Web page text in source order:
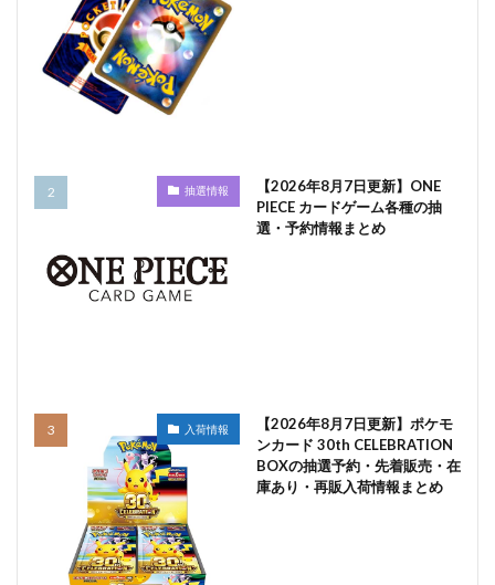
抽選情報
【2026年8月7日更新】ONE
PIECE カードゲーム各種の抽
選・予約情報まとめ
入荷情報
【2026年8月7日更新】ポケモ
ンカード 30th CELEBRATION
BOXの抽選予約・先着販売・在
庫あり・再販入荷情報まとめ